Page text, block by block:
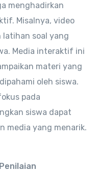
menghadirkan
Misalnya, video
latihan soal yang
Media interaktif ini
materi yang
oleh siswa.
pada
siswa dapat
media yang menarik.